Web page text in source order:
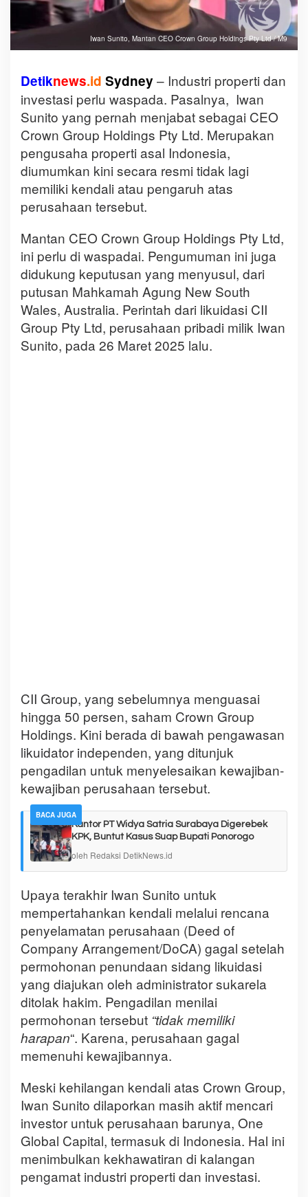
Iwan Sunito, Mantan CEO Crown Group Holdings Pty Ltd / M9
Detiknews.id Sydney – Industri properti dan
investasi perlu waspada. Pasalnya, Iwan
Sunito yang pernah menjabat sebagai CEO
Crown Group Holdings Pty Ltd. Merupakan
pengusaha properti asal Indonesia,
diumumkan kini secara resmi tidak lagi
memiliki kendali atau pengaruh atas
perusahaan tersebut.
Mantan CEO Crown Group Holdings Pty Ltd,
ini perlu di waspadai. Pengumuman ini juga
didukung keputusan yang menyusul, dari
putusan Mahkamah Agung New South
Wales, Australia. Perintah dari likuidasi CII
Group Pty Ltd, perusahaan pribadi milik Iwan
Sunito, pada 26 Maret 2025 lalu.
CII Group, yang sebelumnya menguasai
hingga 50 persen, saham Crown Group
Holdings. Kini berada di bawah pengawasan
likuidator independen, yang ditunjuk
pengadilan untuk menyelesaikan kewajiban-
kewajiban perusahaan tersebut.
BACA JUGA
Kantor PT Widya Satria Surabaya Digerebek
KPK, Buntut Kasus Suap Bupati Ponorogo
oleh Redaksi DetikNews.id
Upaya terakhir Iwan Sunito untuk
mempertahankan kendali melalui rencana
penyelamatan perusahaan (Deed of
Company Arrangement/DoCA) gagal setelah
permohonan penundaan sidang likuidasi
yang diajukan oleh administrator sukarela
ditolak hakim. Pengadilan menilai
permohonan tersebut “tidak memiliki
harapan“. Karena, perusahaan gagal
memenuhi kewajibannya.
Meski kehilangan kendali atas Crown Group,
Iwan Sunito dilaporkan masih aktif mencari
investor untuk perusahaan barunya, One
Global Capital, termasuk di Indonesia. Hal ini
menimbulkan kekhawatiran di kalangan
pengamat industri properti dan investasi.